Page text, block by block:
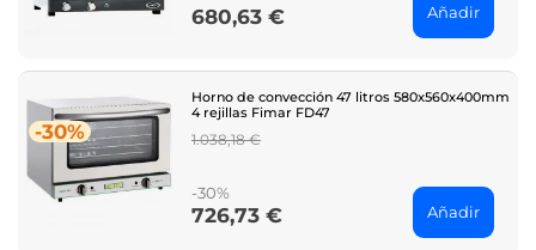
Price
680,63 € Añadir
-30%
Horno de convección 47 litros 580x560x400mm
4 rejillas Fimar FD47
Regular
1.038,18 €
-30%
Price
726,73 € Añadir